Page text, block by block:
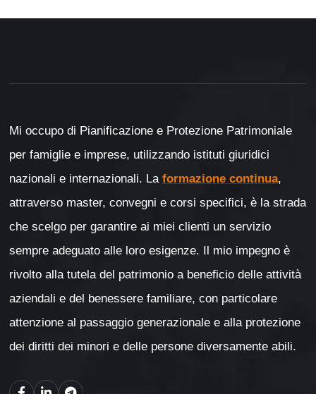
Mi occupo di Pianificazione e Protezione Patrimoniale
per famiglie e imprese, utilizzando istituti giuridici
nazionali e internazionali. La formazione continua,
attraverso master, convegni e corsi specifici, è la strada
che scelgo per garantire ai miei clienti un servizio
sempre adeguato alle loro esigenze. Il mio impegno è
rivolto alla tutela del patrimonio a beneficio delle attività
aziendali e del benessere familiare, con particolare
attenzione al passaggio generazionale e alla protezione
dei diritti dei minori e delle persone diversamente abili.